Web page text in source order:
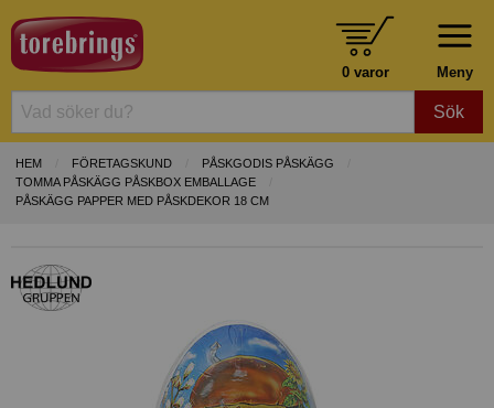
Meny
0 varor
Sök
HEM FÖRETAGSKUND
PÅSKGODIS PÅSKÄGG
TOMMA PÅSKÄGG PÅSKBOX EMBALLAGE
PÅSKÄGG PAPPER MED PÅSKDEKOR 18 CM